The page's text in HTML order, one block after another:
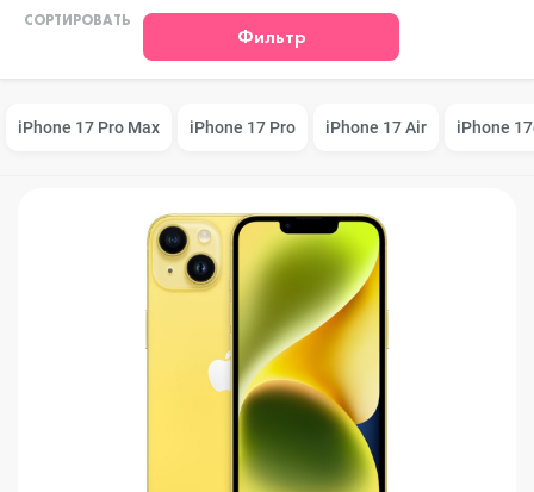
iPhone 17 Pro Max iPhone 17 Pro iPhone 17 Air iPhone
СОРТИРОВАТЬ
Фильтр